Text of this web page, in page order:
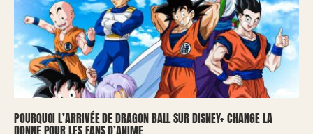
POURQUOI L’ARRIVÉE DE DRAGON BALL SUR DISNEY+ CHANGE LA
DONNE POUR LES FANS D’ANIME